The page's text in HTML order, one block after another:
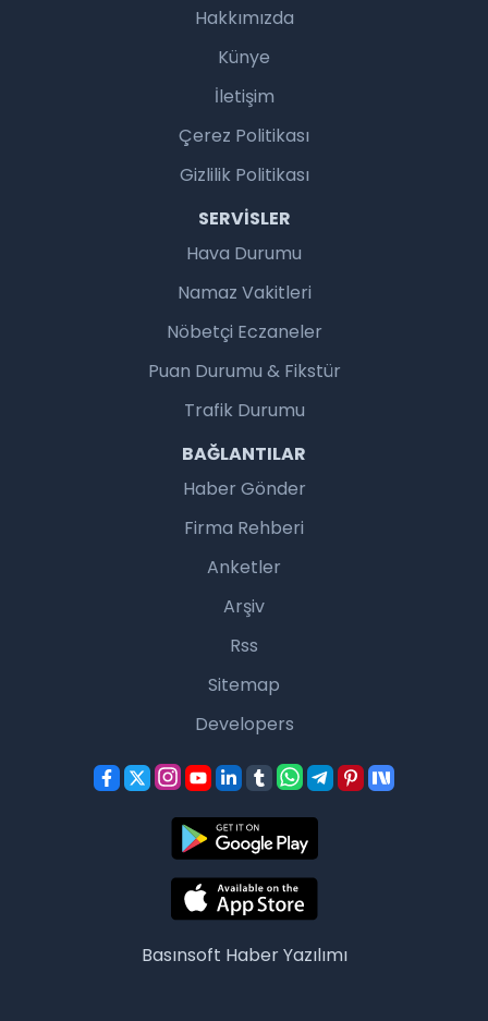
Hakkımızda
Künye
İletişim
Çerez Politikası
Gizlilik Politikası
SERVISLER
Hava Durumu
Namaz Vakitleri
Nöbetçi Eczaneler
Puan Durumu & Fikstür
Trafik Durumu
BAĞLANTILAR
Haber Gönder
Firma Rehberi
Anketler
Arşiv
Rss
Sitemap
Developers
Basınsoft Haber Yazılımı